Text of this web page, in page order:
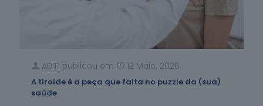
ADTI publicou em 12 Maio, 2026
A tiroide é a peça que falta no puzzle da (sua)
saúde